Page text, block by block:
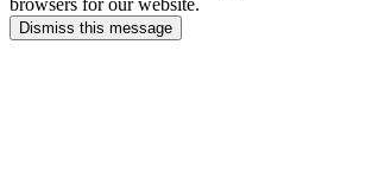
Dismiss this message